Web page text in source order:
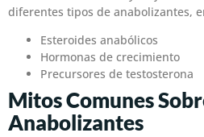
diferentes tipos de anabolizantes,
Esteroides anabólicos
Hormonas de crecimiento
Precursores de testosterona
Mitos Comunes
Anabolizantes